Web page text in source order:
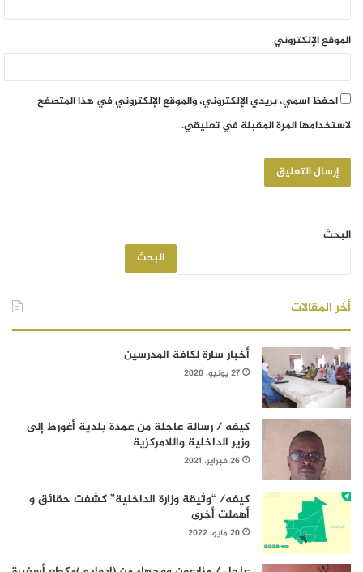
الموقع الإلكتروني
احفظ اسمي، بريدي الإلكتروني، والموقع الإلكتروني في هذا المتصفح
لاستخدامها المرة المقبلة في تعليقي.
البحث
البحث
أخر المقالات
أخبار سارة لكافة المدرسين
27 يونيو، 2020
كيفه / رسالة عاجلة من عمدة بلدية أغورط إلى
وزير الداخلية واللامركزية
26 فبراير، 2021
كيفه/ “وثيقة وزارة الداخلية” كشفت حقائق و
أهملت أخرى
20 مايو، 2022